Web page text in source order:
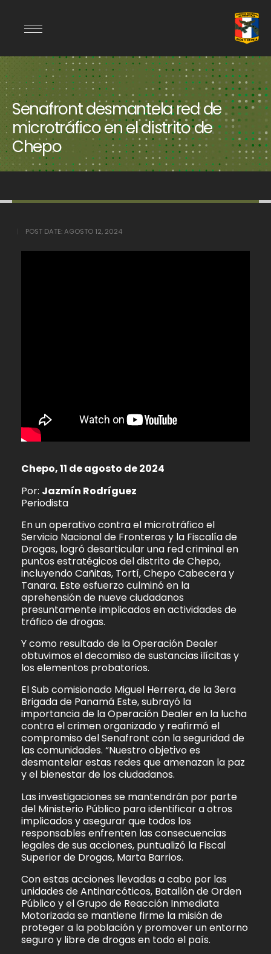
Senafront desmantela red de
microtráfico en el distrito de
Chepo
POST DATE:AGOSTO 12, 2024
Chepo, 11 de agosto de 2024
Por: Jazmín Rodríguez
Periodista
En un operativo contra el microtráfico el
Servicio Nacional de Fronteras y la Fiscalía de
Drogas, logró desarticular una red criminal en
puntos estratégicos del distrito de Chepo,
incluyendo Cañitas, Tortí, Chepo Cabecera y
Tanara. Este esfuerzo culminó en la
aprehensión de nueve ciudadanos
presuntamente implicados en actividades de
tráfico de drogas.
Y como resultado de la Operación Dealer
obtuvimos el decomiso de sustancias ilícitas y
los elementos probatorios.
El Sub comisionado Miguel Herrera, de la 3era
Brigada de Panamá Este, subrayó la
importancia de la Operación Dealer en la lucha
contra el crimen organizado y reafirmó el
compromiso del Senafront con la seguridad de
las comunidades. “Nuestro objetivo es
desmantelar estas redes que amenazan la paz
y el bienestar de los ciudadanos.
Las investigaciones se mantendrán por parte
del Ministerio Público para identificar a otros
implicados y asegurar que todos los
responsables enfrenten las consecuencias
legales de sus acciones, puntualizó la Fiscal
Superior de Drogas, Marta Barrios.
Con estas acciones llevadas a cabo por las
unidades de Antinarcóticos, Batallón de Orden
Público y el Grupo de Reacción Inmediata
Motorizada se mantiene firme la misión de
proteger a la población y promover un entorno
seguro y libre de drogas en todo el país.